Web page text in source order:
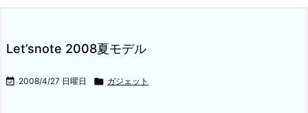
Let’snote 2008夏モデル
 2008/4/27 日曜日  ガジェット